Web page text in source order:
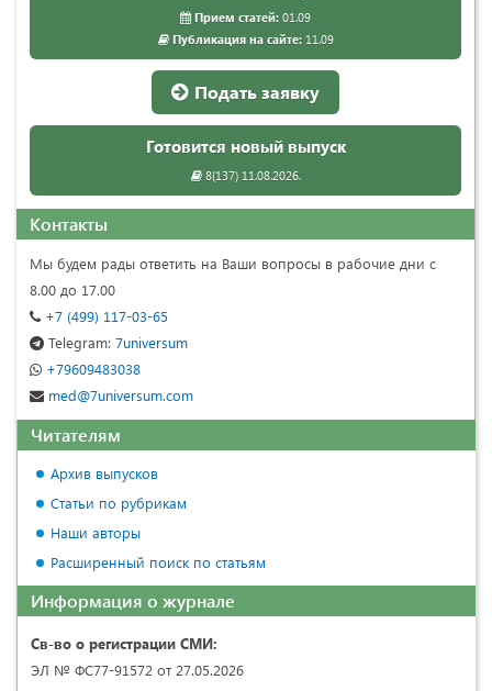
Прием статей: 01.09
Публикация на сайте:11.09
Подать заявку
Готовится новый выпуск
8(137) 11.08.2026.
Контакты
Мы будем рады ответить на Ваши вопросы в рабочие дни с
8.00 до 17.00
+7 (499) 117-03-65
Telegram: 7universum
+79609483038
med@7universum.com
Читателям
Архив выпусков
Статьи по рубрикам
Наши авторы
Расширенный поиск по статьям
Информация о журнале
Св-во о регистрации СМИ:
ЭЛ № ФС77-91572 от 27.05.2026